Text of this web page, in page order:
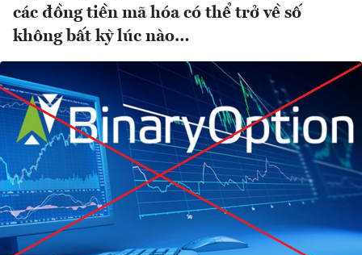
các đồng tiền mã hóa có thể trở về số
không bất kỳ lúc nào…